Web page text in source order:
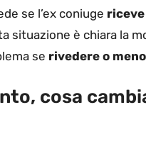
se l’ex coniuge riceve
situazione è chiara la
se rivedere o
cosa